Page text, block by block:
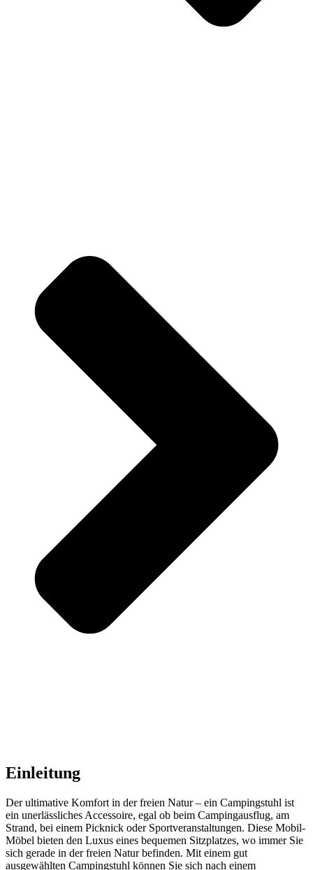
Einleitung
Der ultimative Komfort in der freien Natur – ein Campingstuhl ist
ein unerlässliches Accessoire, egal ob beim Campingausflug, am
Strand, bei einem Picknick oder Sportveranstaltungen. Diese Mobil-
Möbel bieten den Luxus eines bequemen Sitzplatzes, wo immer Sie
sich gerade in der freien Natur befinden. Mit einem gut
ausgewählten Campingstuhl können Sie sich nach einem